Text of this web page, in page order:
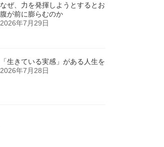
なぜ、力を発揮しようとするとお
腹が前に膨らむのか
2026年7月29日
「生きている実感」がある人生を
2026年7月28日